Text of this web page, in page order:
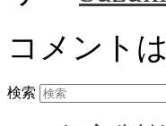
コメント
検索